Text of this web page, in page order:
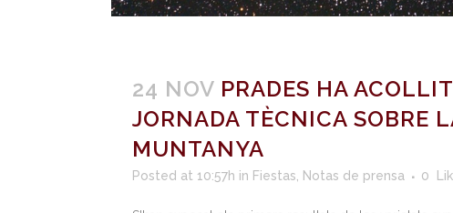
24 NOV PRADES HA
JORNADA TÈCNICA SOBRE
MUNTANYA
Posted at 10:57h in Fiestas Notas de prensa 0